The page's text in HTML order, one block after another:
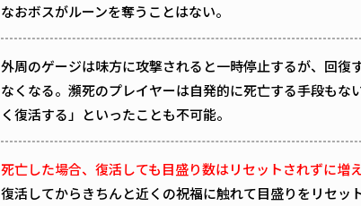
なおボスがルーンを奪うことはない。
外周のゲージは味方に攻撃されると一時停止するが、回
なくなる。瀕死のプレイヤーは自発的に死亡する手段もな
く復活する」といったことも不可能。
死亡した場合、復活しても目盛り数はリセットされずに増
復活してからきちんと近くの祝福に触れて目盛りをリセッ